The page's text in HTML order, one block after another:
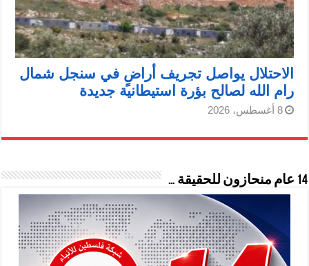
الاحتلال يواصل تجريف أراضٍ في سنجل شمال
رام الله لصالح بؤرة استيطانية جديدة
8 أغسطس، 2026
14 عام منحازون للحقيقة …